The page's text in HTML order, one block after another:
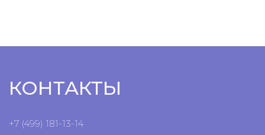
КОНТАКТЫ
+7 (499) 181-13-14